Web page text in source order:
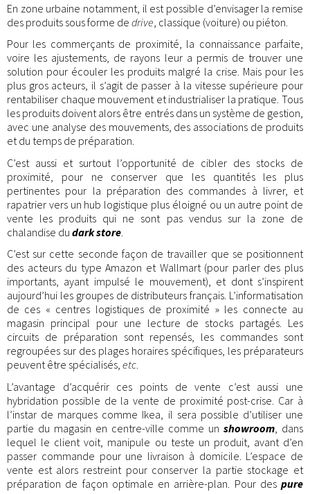
En zone urbaine notamment, il est possible d’envisager la remise
des produits sous forme de drive , classique (voiture) ou piéton.
Pour les commerçants de proximité, la connaissance parfaite,
voire les ajustements, de rayons leur a permis de trouver une
solution pour écouler les produits malgré la crise. Mais pour les
plus gros acteurs, il s’agit de passer à la vitesse supérieure pour
rentabiliser chaque mouvement et industrialiser la pratique. Tous
les produits doivent alors être entrés dans un système de gestion,
avec une analyse des mouvements, des associations de produits
et du temps de préparation.
C’est aussi et surtout l’opportunité de cibler des stocks de
proximité, pour ne conserver que les quantités les plus
pertinentes pour la préparation des commandes à livrer, et
rapatrier vers un hub logistique plus éloigné ou un autre point de
vente les produits qui ne sont pas vendus sur la zone de
chalandise du dark store
C’est sur cette seconde façon de travailler que se positionnent
des acteurs du type Amazon et Wallmart (pour parler des plus
importants, ayant impulsé le mouvement), et dont s’inspirent
aujourd’hui les groupes de distributeurs français. L’informatisation
de ces « centres logistiques de proximité » les connecte au
magasin principal pour une lecture de stocks partagés. Les
circuits de préparation sont repensés, les commandes sont
regroupées sur des plages horaires spécifiques, les préparateurs
peuvent être spécialisés, etc.
L’avantage d’acquérir ces points de vente c’est aussi une
hybridation possible de la vente de proximité post-crise. Car à
l’instar de marques comme Ikea, il sera possible d’utiliser une
partie du magasin en centre-ville comme un showroom , dans
lequel le client voit, manipule ou teste un produit, avant d’en
passer commande pour une livraison à domicile. L’espace de
vente est alors restreint pour conserver la partie stockage et
préparation de façon optimale en arrière-plan. Pour des pure